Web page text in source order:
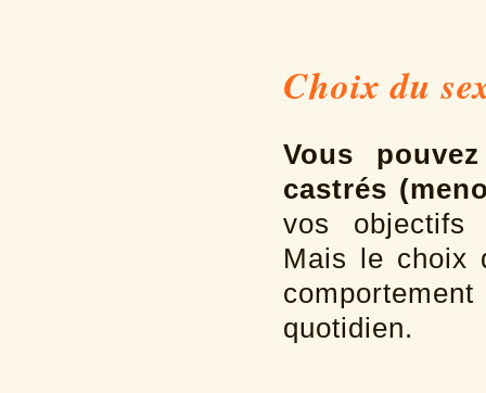
Choix du
Vous
castrés
vos objectifs
Mais le choix
quotidien.